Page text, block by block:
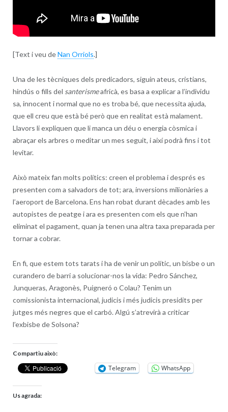
[Text i veu deNan Orriols.]
Una de les tècniques dels predicadors, siguin ateus, cristians,
hindús o fills del santerismeafricà, es basa a explicar a l’individu
sa, innocent i normal que no es troba bé, que necessita ajuda,
que ell creu que està bé però que en realitat està malament.
Llavors li expliquen que li manca un déu o energia còsmica i
abraçar els arbres o meditar un mes seguit, i així podrà fins i tot
levitar.
Això mateix fan molts polítics: creen el problema i després es
presenten com a salvadors de tot; ara, inversions milionàries a
l’aeroport de Barcelona. Ens han robat durant dècades amb les
autopistes de peatge i ara es presenten com els que n’han
eliminat el pagament, quan ja tenen una altra taxa preparada per
tornar a cobrar.
En fi, que estem tots tarats i ha de venir un polític, un bisbe o un
curandero de barri a solucionar-nos la vida: Pedro Sánchez,
Junqueras, Aragonès, Puigneró o Colau? Tenim un
comissionista internacional, judicis i més judicis presidits per
jutges més negres que el carbó. Algú s’atrevirà a criticar
l’exbisbe de Solsona?
Compartiu això:
Telegram WhatsApp
Us agrada: